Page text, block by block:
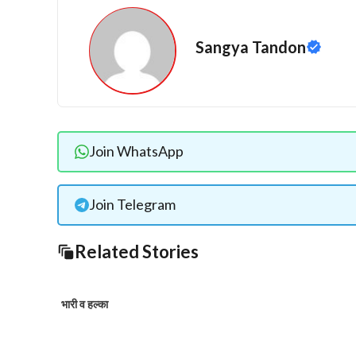
Sangya Tandon
Join WhatsApp
Join Telegram
Related Stories
भारी व हल्का